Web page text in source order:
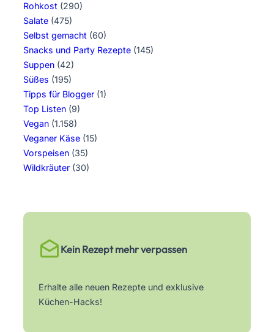
Rohkost (290)
Salate (475)
Selbst gemacht (60)
Snacks und Party Rezepte (145)
Suppen (42)
Süßes (195)
Tipps für Blogger (1)
Top Listen (9)
Vegan (1.158)
Veganer Käse (15)
Vorspeisen (35)
Wildkräuter (30)
Kein Rezept mehr verpassen
Erhalte alle neuen Rezepte und exklusive
Küchen-Hacks!